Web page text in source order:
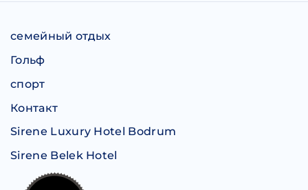
семейный отдых
Гольф
спорт
Контакт
Sirene Luxury Hotel Bodrum
Sirene Belek Hotel